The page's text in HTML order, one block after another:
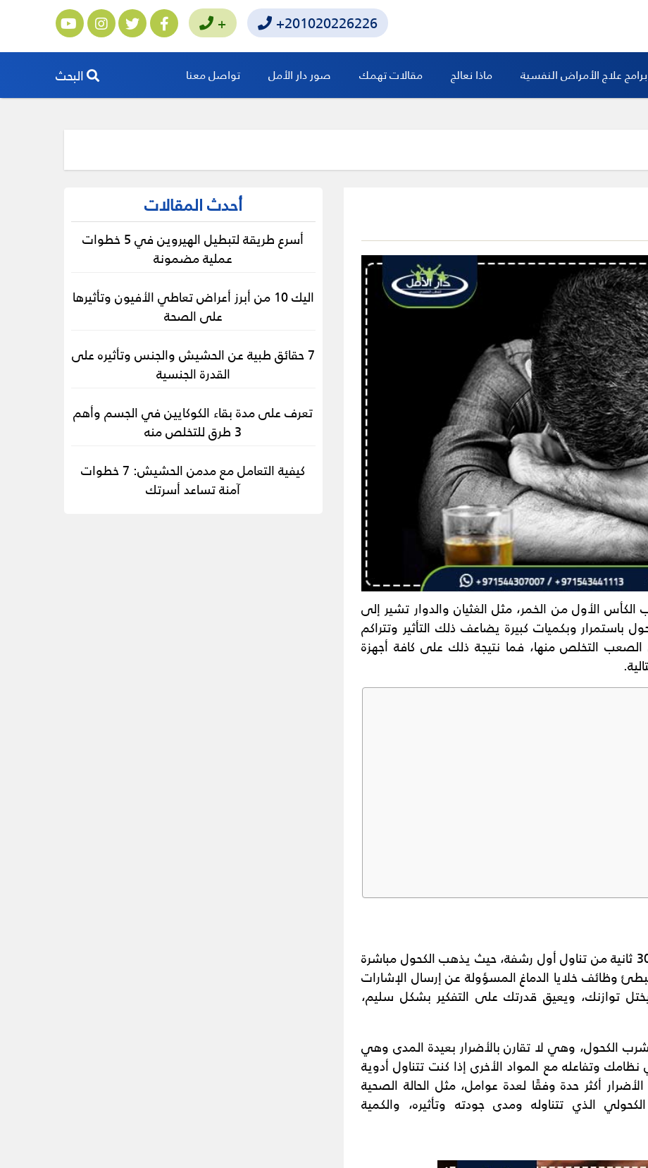
+201020226226
+
برامج علاج الأمراض النفسية ماذا نعالج مقالات تهمك صور دار الأمل تواصل معنا البحث
الأول من الخمر، مثل الغثيان والدوار تشير إلى
باستمرار وبكميات كبيرة يضاعف ذلك التأثير وتتراكم
التخلص منها، فما نتيجة ذلك على كافة أجهزة
أضرار الكحول على جسم الإنسان تبدأ بعد 30 ثانية من تناول أول رشفة، حيث يذهب الكحول مباشرة
وظائف خلايا الدماغ المسؤولة عن إرسال الإشارات
توازنك، ويعيق قدرتك على التفكير بشكل سليم،
الكحول، وهي لا تقارن بالأضرار بعيدة المدى وهي
وتفاعله مع المواد الأخرى إذا كنت تتناول أدوية
أكثر حدة وفقًا لعدة عوامل، مثل الحالة الصحية
الذي تتناوله ومدى جودته وتأثيره، والكمية
أحدث المقالات
أسرع طريقة لتبطيل الهيروين في 5 خطوات
عملية مضمونة
اليك 10 من أبرز أعراض تعاطي الأفيون وتأثيرها
على الصحة
7 حقائق طبية عن الحشيش والجنس وتأثيره على
القدرة الجنسية
تعرف على مدة بقاء الكوكايين في الجسم وأهم
3 طرق للتخلص منه
كيفية التعامل مع مدمن الحشيش: 7 خطوات
آمنة تساعد أسرتك